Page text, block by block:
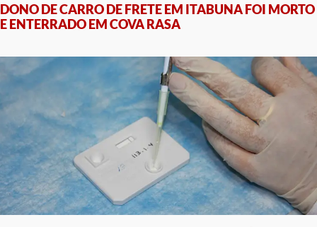
DONO DE CARRO DE FRETE EM ITABUNA FOI MORTO
E ENTERRADO EM COVA RASA